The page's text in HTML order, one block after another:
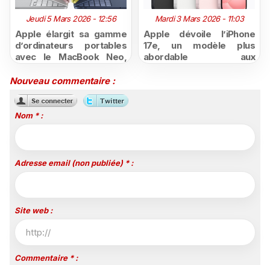
Jeudi 5 Mars 2026 - 12:56
Apple élargit sa gamme
d’ordinateurs portables
avec le MacBook Neo,
accessible et les
Pro
Mardi 3 Mars 2026 - 11:03
Apple dévoile l’iPhone
17e, un modèle plus
abordable aux
Nouveau commentaire :
Nom * :
Adresse email (non publiée) * :
Site web :
Commentaire * :